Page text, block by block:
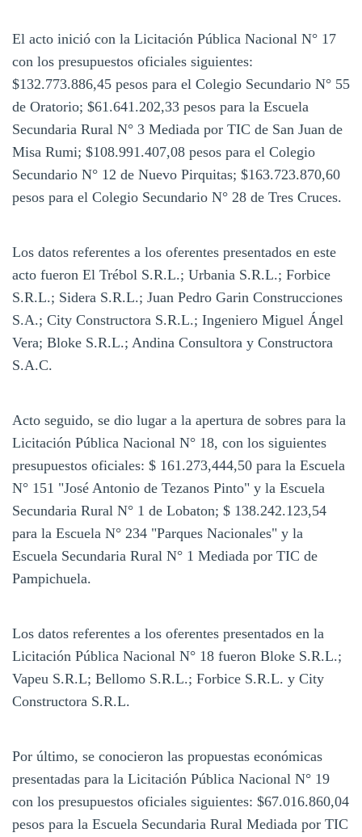
El acto inició con la Licitación Pública Nacional N° 17
con los presupuestos oficiales siguientes:
$132.773.886,45 pesos para el Colegio Secundario N° 55
de Oratorio; $61.641.202,33 pesos para la Escuela
Secundaria Rural N° 3 Mediada por TIC de San Juan de
Misa Rumi; $108.991.407,08 pesos para el Colegio
Secundario N° 12 de Nuevo Pirquitas; $163.723.870,60
pesos para el Colegio Secundario N° 28 de Tres Cruces.
Los datos referentes a los oferentes presentados en este
acto fueron El Trébol S.R.L.; Urbania S.R.L.; Forbice
S.R.L.; Sidera S.R.L.; Juan Pedro Garin Construcciones
S.A.; City Constructora S.R.L.; Ingeniero Miguel Ángel
Vera; Bloke S.R.L.; Andina Consultora y Constructora
S.A.C.
Acto seguido, se dio lugar a la apertura de sobres para la
Licitación Pública Nacional N° 18, con los siguientes
presupuestos oficiales: $ 161.273,444,50 para la Escuela
N° 151 "José Antonio de Tezanos Pinto" y la Escuela
Secundaria Rural N° 1 de Lobaton; $ 138.242.123,54
para la Escuela N° 234 "Parques Nacionales" y la
Escuela Secundaria Rural N° 1 Mediada por TIC de
Pampichuela.
Los datos referentes a los oferentes presentados en la
Licitación Pública Nacional N° 18 fueron Bloke S.R.L.;
Vapeu S.R.L; Bellomo S.R.L.; Forbice S.R.L. y City
Constructora S.R.L.
Por último, se conocieron las propuestas económicas
presentadas para la Licitación Pública Nacional N° 19
con los presupuestos oficiales siguientes: $67.016.860,04
pesos para la Escuela Secundaria Rural Mediada por TIC